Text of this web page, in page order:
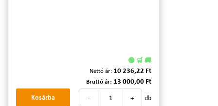
🟢 🛒 🚚
Nettó ár: 10 236,22 Ft
Bruttó ár: 13 000,00 Ft
- + db
Kosárba